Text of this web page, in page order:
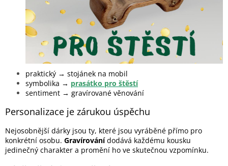
praktický → stojánek na mobil
symbolika → prasátko pro štěstí
sentiment → gravírované věnování
Personalizace je zárukou úspěchu
Nejosobnější dárky jsou ty, které jsou vyráběné přímo pro
konkrétní osobu. Gravírovánídodává každému kousku
jedinečný charakter a promění ho ve skutečnou vzpomínku.